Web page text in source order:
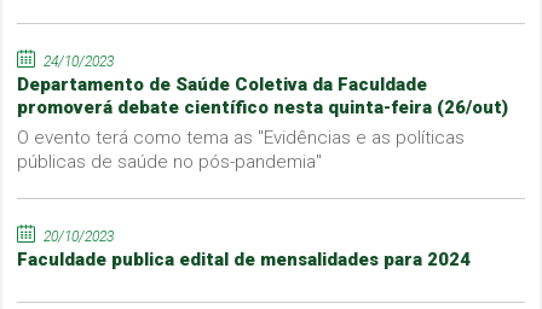
24/10/2023
Departamento de Saúde Coletiva da Faculdade
promoverá debate científico nesta quinta-feira (26/out)
O evento terá como tema as "Evidências e as políticas
públicas de saúde no pós-pandemia"
20/10/2023
Faculdade publica edital de mensalidades para 2024